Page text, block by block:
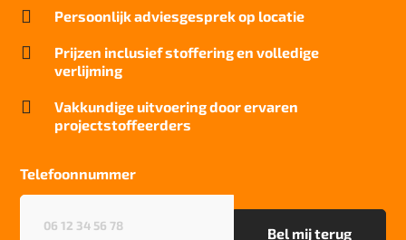
Cfl-S1
Kwaliteitslabel GUT
OC5650AF
Particulier gebruik
zwaar
zwaar
 Persoonlijk adviesgesprek op locatie

Prijzen inclusief stoffering en volledige
verlijming

Vakkundige uitvoering door ervaren
projectstoffeerders
Telefoonnummer